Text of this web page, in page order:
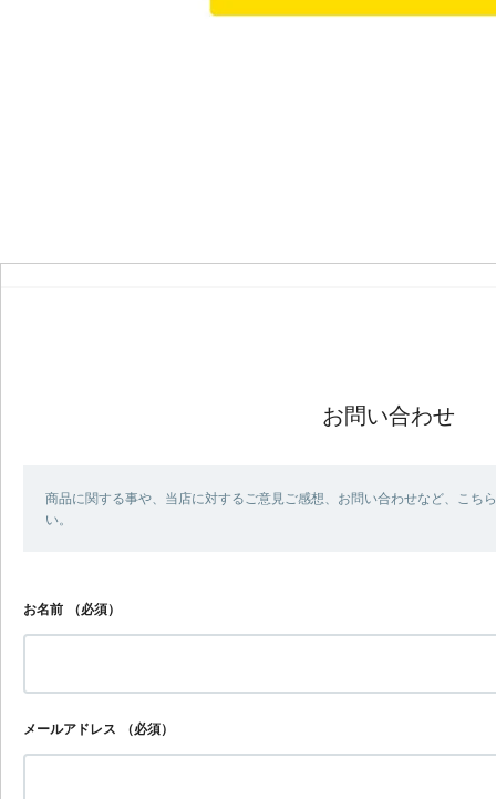
お問い合わせ
商品に関する事や、当店に対するご意見ご感想、お問い合わせなど、こち
い。
お名前 （必須）
メールアドレス （必須）